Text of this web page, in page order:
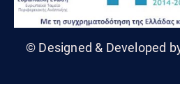
© Designed & Developed